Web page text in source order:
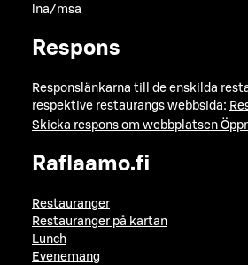
lna/msa
Respons
Responslänkarna till de enskilda
respektive restaurangs webbsida:
Skicka respons om webbplatsen
Raflaamo.fi
Restauranger
Restauranger på kartan
Lunch
Evenemang